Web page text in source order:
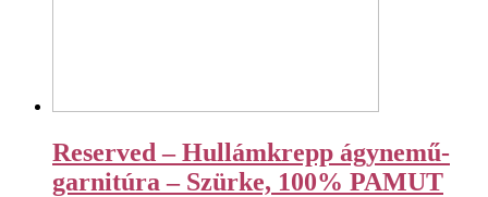
Reserved – Hullámkrepp ágynemű-
garnitúra – Szürke, 100% PAMUT